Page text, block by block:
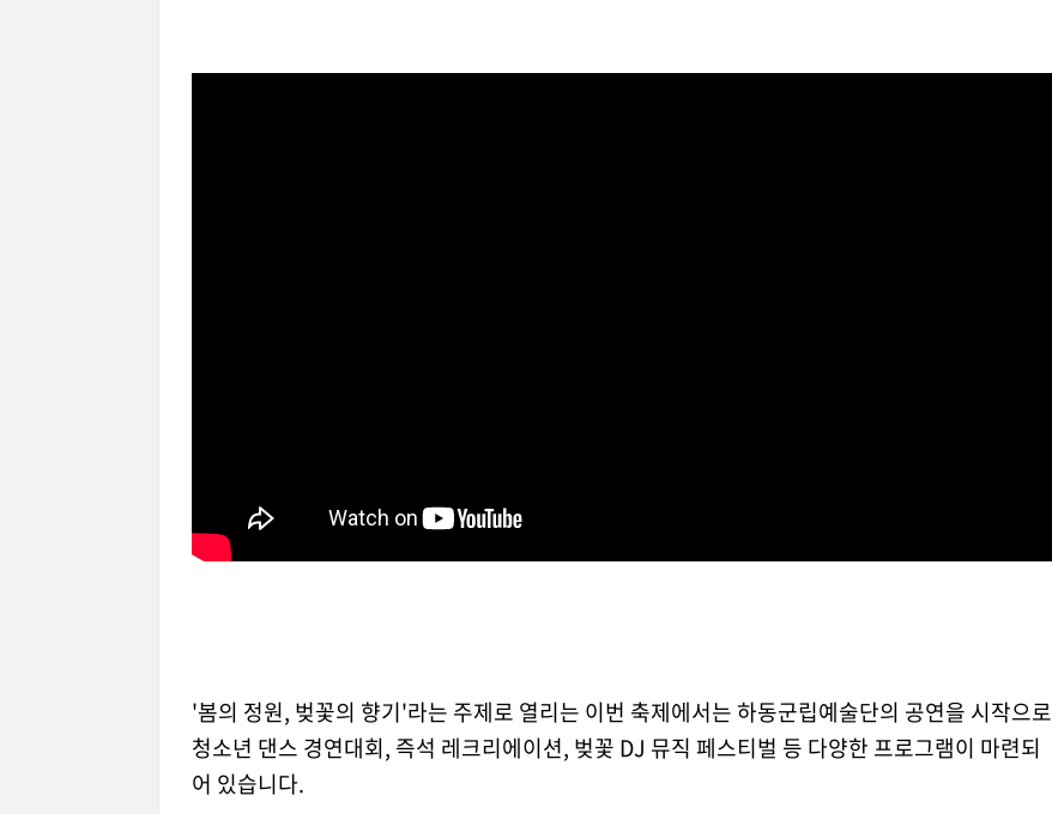
'봄의 정원, 벚꽃의 향기'라는 주제로 열리는 이번 축제에서는 하동군립예술단의 공연을 시작으로
청소년 댄스 경연대회, 즉석 레크리에이션, 벚꽃 DJ 뮤직 페스티벌 등 다양한 프로그램이 마련되
어 있습니다.